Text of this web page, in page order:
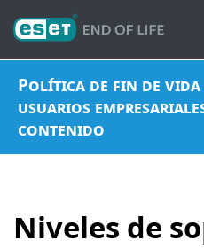
Política de fin de
usuarios
contenido
Niveles de